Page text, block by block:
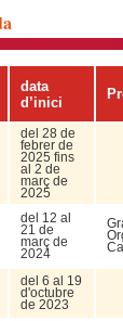
data
d’inici
del 28 de
febrer de
2025 fins
al 2 de
març de
2025
del 12 al
21 de
març de
2024
del 6 al 19
d'octubre
de 2023